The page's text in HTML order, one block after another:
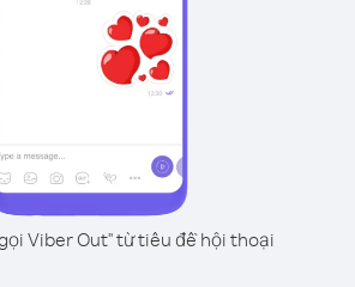
Viber Out" từ tiêu đề hội thoại